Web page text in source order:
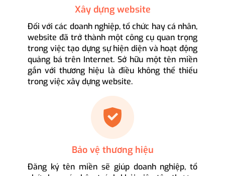
Xây dựng website
Đối với các doanh nghiệp, tổ chức hay cá nhân,
website đã trở thành một công cụ quan trọng
trong việc tạo dựng sự hiện diện và hoạt động
quảng bá trên Internet. Sở hữu một tên miền
gắn với thương hiệu là điều không thể thiếu
trong việc xây dựng website.
Bảo vệ thương hiệu
Đăng ký tên miền sẽ giúp doanh nghiệp, tổ